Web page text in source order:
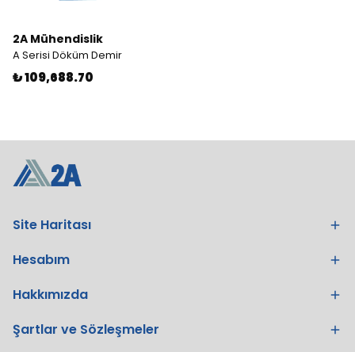
2A Mühendislik
A Serisi Döküm Demir
₺ 109,688.70
Site Haritası
Hesabım
Hakkımızda
Şartlar ve Sözleşmeler